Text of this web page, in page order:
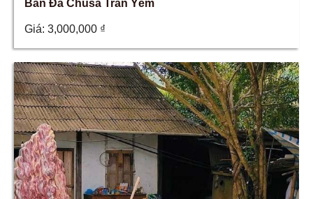
Bán Đá Chusa Trấn Yểm
Giá: 3,000,000 ₫